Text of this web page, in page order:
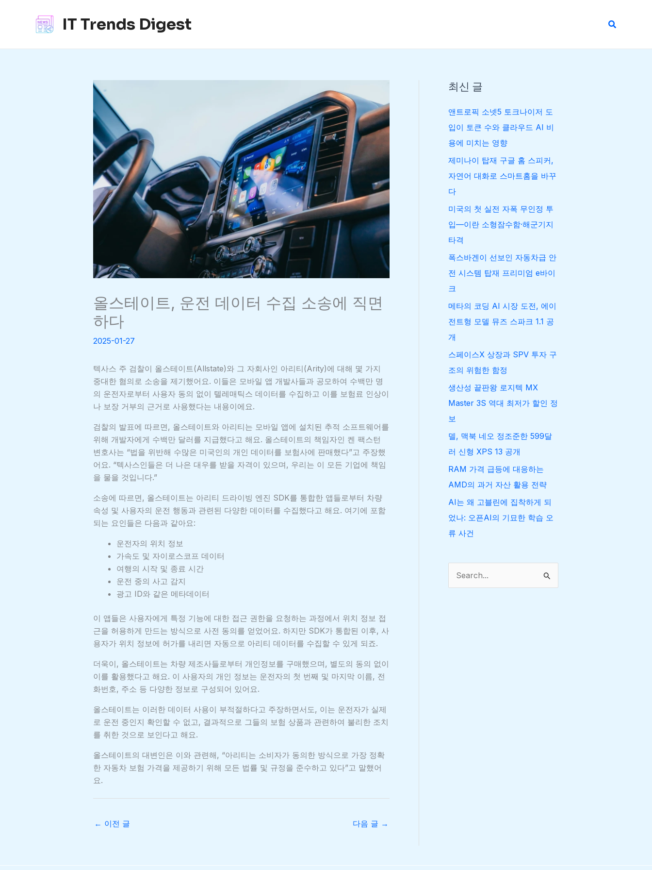
IT Trends Digest
검
올스테이트, 운전 데이터 수집 소송에 직면
하다
2025-01-27
텍사스 주 검찰이 올스테이트(Allstate)와 그 자회사인 아리티(Arity)에 대해 몇 가지
중대한 혐의로 소송을 제기했어요. 이들은 모바일 앱 개발사들과 공모하여 수백만 명
의 운전자로부터 사용자 동의 없이 텔레매틱스 데이터를 수집하고 이를 보험료 인상이
나 보장 거부의 근거로 사용했다는 내용이에요.
검찰의 발표에 따르면, 올스테이트와 아리티는 모바일 앱에 설치된 추적 소프트웨어를
위해 개발자에게 수백만 달러를 지급했다고 해요. 올스테이트의 책임자인 켄 팩스턴
변호사는 “법을 위반해 수많은 미국인의 개인 데이터를 보험사에 판매했다”고 주장했
어요. “텍사스인들은 더 나은 대우를 받을 자격이 있으며, 우리는 이 모든 기업에 책임
을 물을 것입니다.”
소송에 따르면, 올스테이트는 아리티 드라이빙 엔진 SDK를 통합한 앱들로부터 차량
속성 및 사용자의 운전 행동과 관련된 다양한 데이터를 수집했다고 해요. 여기에 포함
되는 요인들은 다음과 같아요:
운전자의 위치 정보
가속도 및 자이로스코프 데이터
여행의 시작 및 종료 시간
운전 중의 사고 감지
광고 ID와 같은 메타데이터
이 앱들은 사용자에게 특정 기능에 대한 접근 권한을 요청하는 과정에서 위치 정보 접
근을 허용하게 만드는 방식으로 사전 동의를 얻었어요. 하지만 SDK가 통합된 이후, 사
용자가 위치 정보에 허가를 내리면 자동으로 아리티 데이터를 수집할 수 있게 되죠.
더욱이, 올스테이트는 차량 제조사들로부터 개인정보를 구매했으며, 별도의 동의 없이
이를 활용했다고 해요. 이 사용자의 개인 정보는 운전자의 첫 번째 및 마지막 이름, 전
화번호, 주소 등 다양한 정보로 구성되어 있어요.
올스테이트는 이러한 데이터 사용이 부적절하다고 주장하면서도, 이는 운전자가 실제
로 운전 중인지 확인할 수 없고, 결과적으로 그들의 보험 상품과 관련하여 불리한 조치
를 취한 것으로 보인다고 해요.
올스테이트의 대변인은 이와 관련해, “아리티는 소비자가 동의한 방식으로 가장 정확
한 자동차 보험 가격을 제공하기 위해 모든 법률 및 규정을 준수하고 있다”고 말했어
요.
← 이전 글 다음 글 →
최신 글
앤트로픽 소넷5 토크나이저 도
입이 토큰 수와 클라우드 AI 비
용에 미치는 영향
제미나이 탑재 구글 홈 스피커,
자연어 대화로 스마트홈을 바꾸
다
미국의 첫 실전 자폭 무인정 투
입—이란 소형잠수함·해군기지
타격
폭스바겐이 선보인 자동차급 안
전 시스템 탑재 프리미엄 e바이
크
메타의 코딩 AI 시장 도전, 에이
전트형 모델 뮤즈 스파크 1.1 공
개
스페이스X 상장과 SPV 투자 구
조의 위험한 함정
생산성 끝판왕 로지텍 MX
Master 3S 역대 최저가 할인 정
보
델, 맥북 네오 정조준한 599달
러 신형 XPS 13 공개
RAM 가격 급등에 대응하는
AMD의 과거 자산 활용 전략
AI는 왜 고블린에 집착하게 되
었나: 오픈AI의 기묘한 학습 오
류 사건